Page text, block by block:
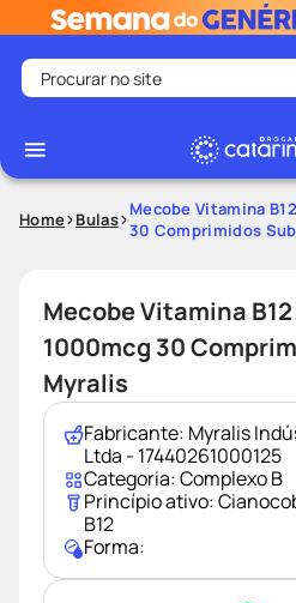
Procurar no site
1
medley
protetor solar facial
5º
tadalafila
6º
lenço umedecido
7º
ozivy
protetor solar
fralda pampers
teste gravidez
Home Bulas Mecobe Vitamina
30 Comprimidos
Mecobe Vitamina
1000mcg 30
Myralis
Fabricante: Myralis
Ltda - 17440261000125
Categoria:Complexo B
Princípio ativo:
B12
Forma: